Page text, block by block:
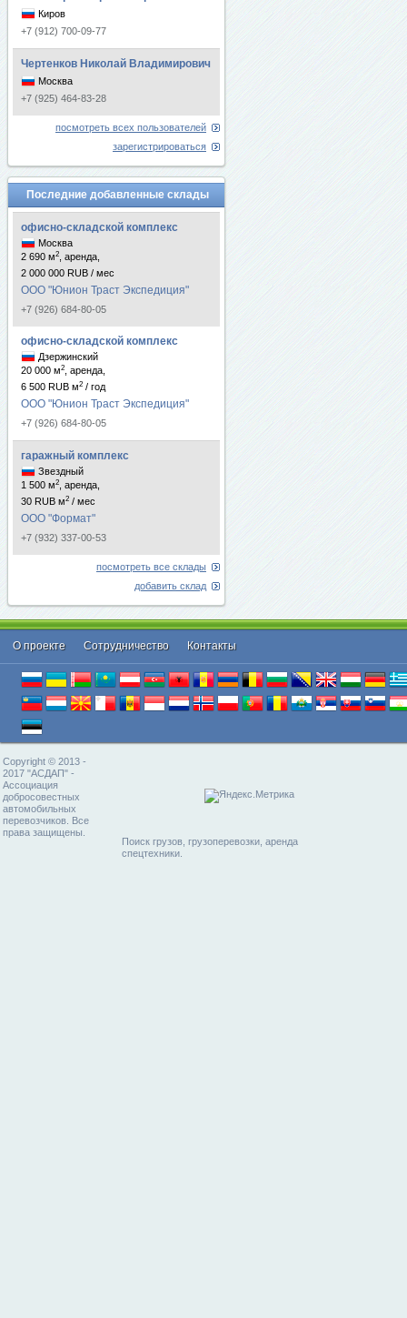
Киров
+7 (912) 700-09-77
Чертенков Николай Владимирович
Москва
+7 (925) 464-83-28
посмотреть всех пользователей
зарегистрироваться
Последние добавленные склады
офисно-складской комплекс
Москва
2 690 м2
, аренда,
2 000 000 RUB / мес
ООО "Юнион Траст Экспедиция"
+7 (926) 684-80-05
офисно-складской комплекс
Дзержинский
20 000 м2
, аренда,
6 500 RUB м2 / год
ООО "Юнион Траст Экспедиция"
+7 (926) 684-80-05
гаражный комплекс
Звездный
1 500 м2
, аренда,
30 RUB м2 / мес
ООО "Формат"
+7 (932) 337-00-53
посмотреть все склады
добавить склад
О проекте Cотрудничество Контакты
Copyright © 2013 -
2017 "АСДАП" -
Ассоциация
добросовестных
автомобильных
перевозчиков. Все
права защищены.
Поиск грузов, грузоперевозки, аренда
спецтехники.